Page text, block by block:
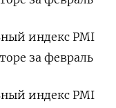
индекс PMI
за февраль
индекс PMI